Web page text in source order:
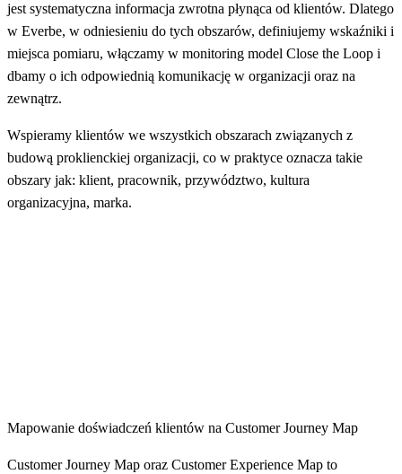
jest systematyczna informacja zwrotna płynąca od klientów. Dlatego
w Everbe, w odniesieniu do tych obszarów, definiujemy wskaźniki i
miejsca pomiaru, włączamy w monitoring model Close the Loop i
dbamy o ich odpowiednią komunikację w organizacji oraz na
zewnątrz.
Wspieramy klientów we wszystkich obszarach związanych z
budową proklienckiej organizacji, co w praktyce oznacza takie
obszary jak: klient, pracownik, przywództwo, kultura
organizacyjna, marka.
Mapowanie doświadczeń klientów na Customer Journey Map
Customer Journey Map oraz Customer Experience Map to